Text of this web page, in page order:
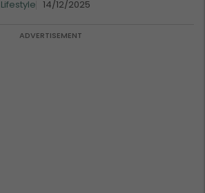
Lifestyle 14/12/2025